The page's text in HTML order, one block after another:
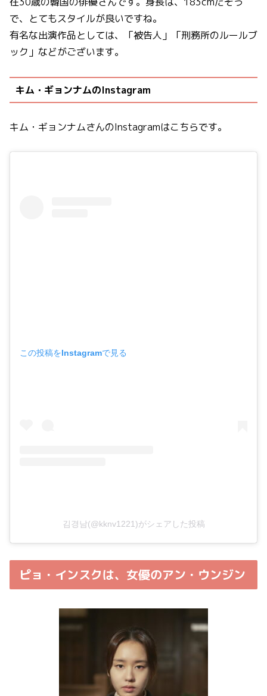
で、とてもスタイルが良いですね。
有名な出演作品としては、「被告人」「刑務所のルールブ
ック」などがございます。
キム・ギョンナムのInstagram
キム・ギョンナムさんのInstagramはこちらです。
この投稿をInstagramで見る
김경남(@kknv1221)がシェアした投稿
ピョ・インスクは、女優のアン・ウンジン